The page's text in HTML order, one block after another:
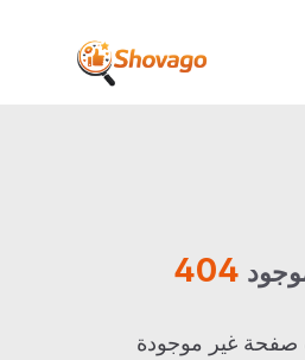
404
غير موجودة